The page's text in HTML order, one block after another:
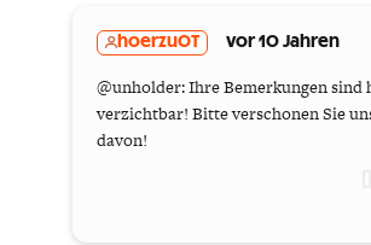
hoerzuOT vor 10 Jahren
@unholder: Ihre Bemerkungen sind
verzichtbar! Bitte verschonen Sie
davon!